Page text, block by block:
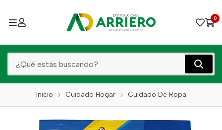
0
Inicio Cuidado Hogar Cuidado De Ropa